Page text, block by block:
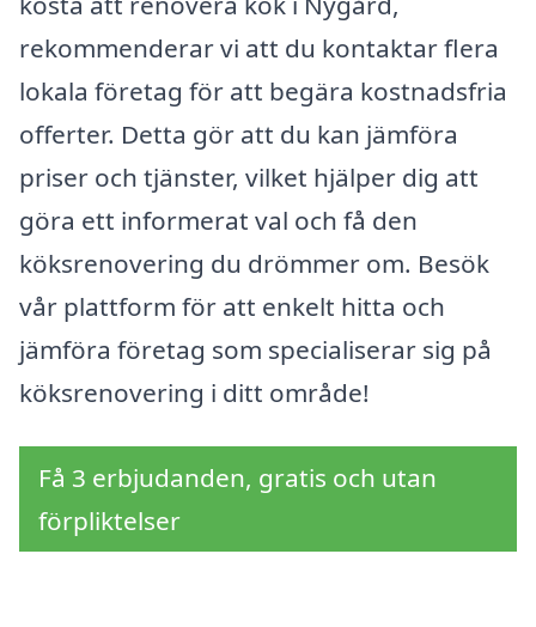
rekommenderar vi att du kontaktar flera
lokala företag för att begära kostnadsfria
offerter. Detta gör att du kan jämföra
priser och tjänster, vilket hjälper dig att
göra ett informerat val och få den
köksrenovering du drömmer om. Besök
vår plattform för att enkelt hitta och
jämföra företag som specialiserar sig på
köksrenovering i ditt område!
Få 3 erbjudanden, gratis och utan
förpliktelser